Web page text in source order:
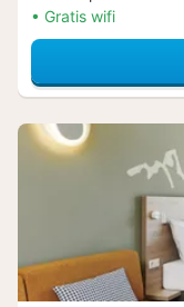
Gratis wifi